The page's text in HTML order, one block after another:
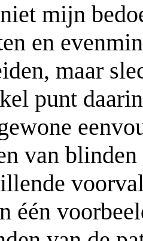
mijn
en
maar
punt
van blinden
één